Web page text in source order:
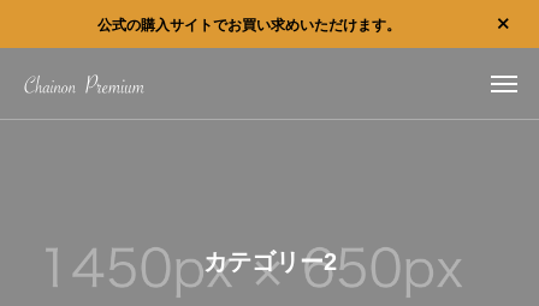
公式の購入サイトでお買い求めいただけます。
カテゴリー2